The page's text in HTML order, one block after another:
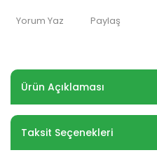
Yorum Yaz Paylaş
Ürün Açıklaması
Taksit Seçenekleri